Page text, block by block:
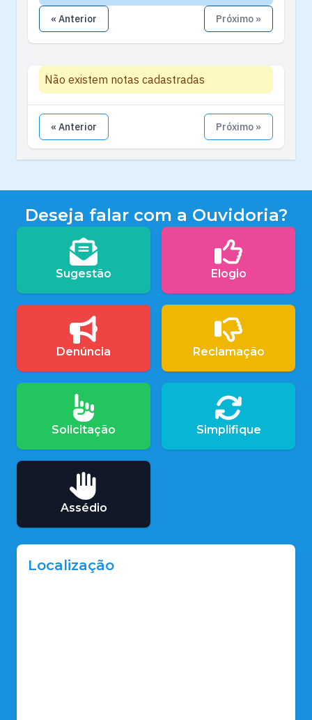
« Anterior Próximo »
Não existem notas cadastradas
« Anterior Próximo »
Deseja falar com a Ouvidoria?
Sugestão Elogio
Denúncia Reclamação
Solicitação Simplifique
Assédio
Localização